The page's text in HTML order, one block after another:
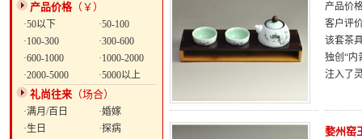
产品价格（￥）
·50以下
·50-100
·100-300
·300-600
·600-1000
·1000-2000
·2000-5000
·5000以上
礼尚往来 （场合）
·满月/百日
·婚嫁
·生日
·探病
产品价
客户评
该套茶
独创“内
注入了
婺州窑